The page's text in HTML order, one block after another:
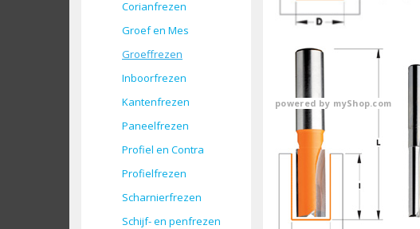
Corianfrezen
Groef en Mes
Groeffrezen
Inboorfrezen
Kantenfrezen
Paneelfrezen
Profiel en Contra
Profielfrezen
Scharnierfrezen
Schijf- en penfrezen
powered by myShop.com